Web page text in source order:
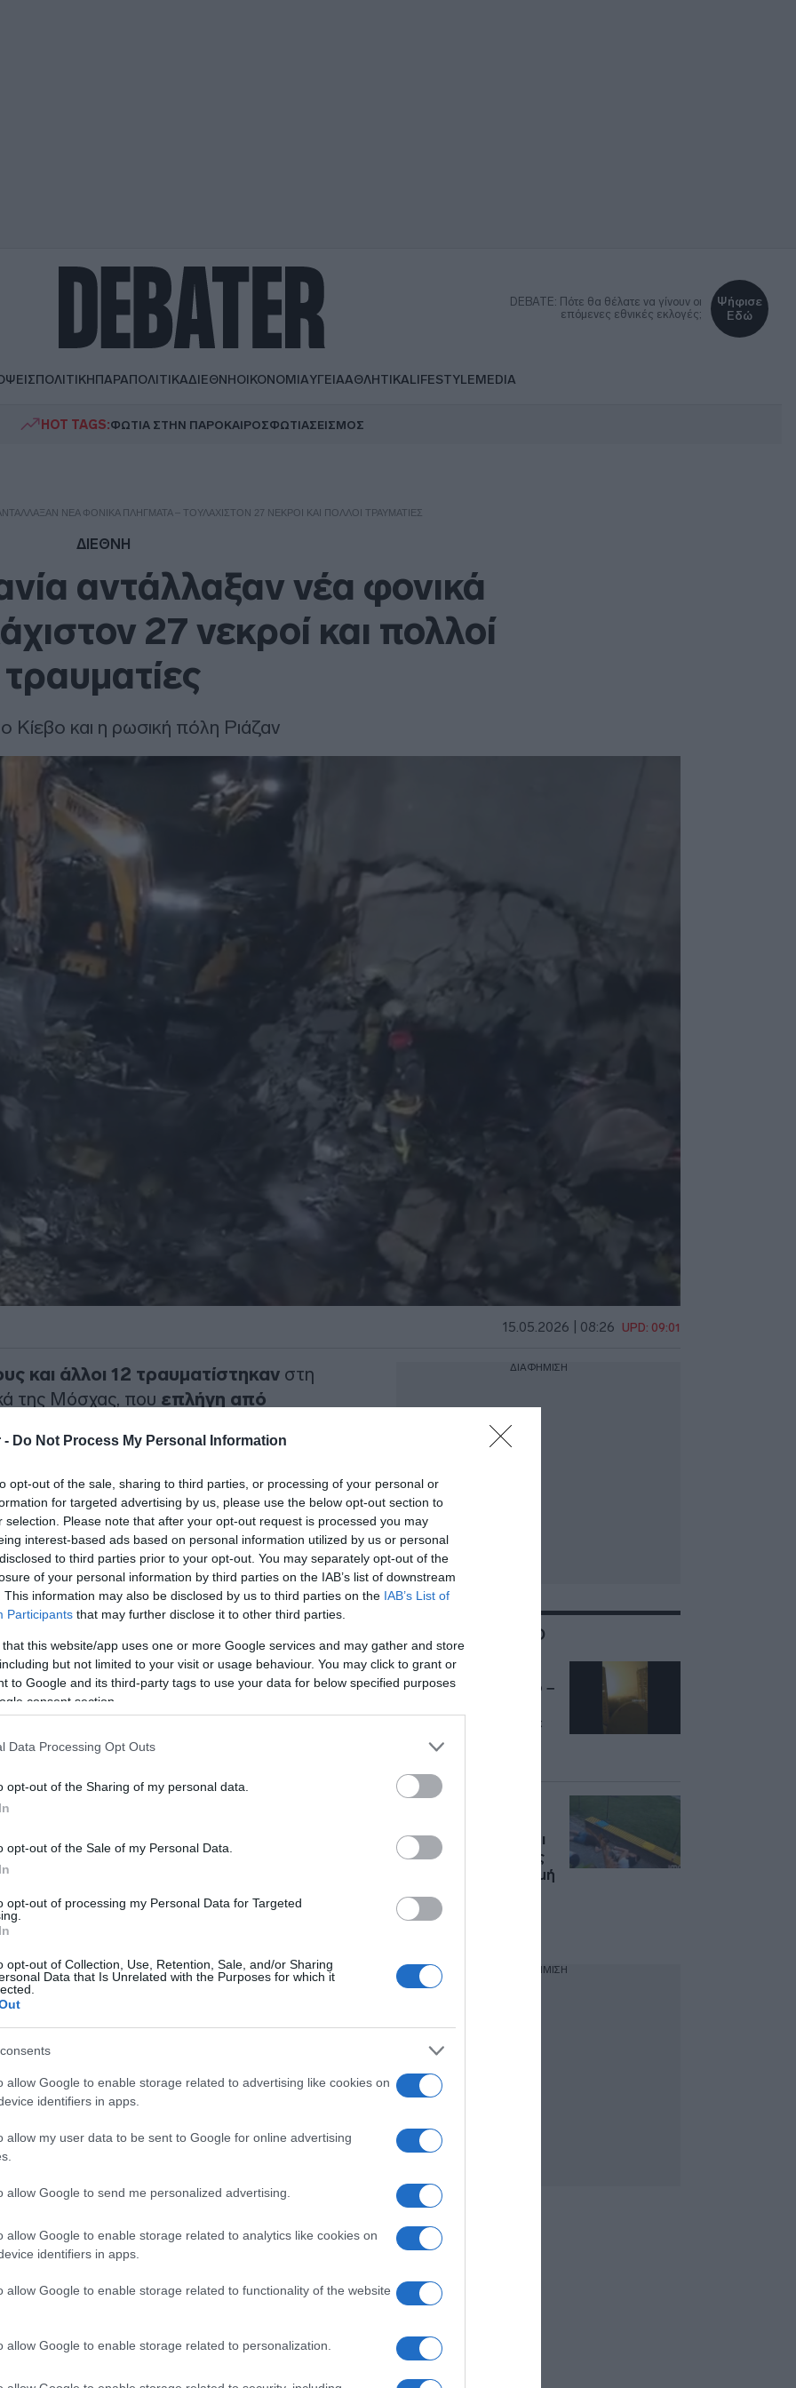
- Do Not Process My Personal Information
opt-out of the sale, sharing to third parties, or processing of your personal or
for targeted advertising by us, please use the below opt-out section to
selection. Please note that after your opt-out request is processed you may
interest-based ads based on personal information utilized by us or personal
to third parties prior to your opt-out. You may separately opt-out of the
of your personal information by third parties on the IAB’s list of downstream
This information may also be disclosed by us to third parties on the IAB’s List of
Participants that may further disclose it to other third parties.
that this website/app uses one or more Google services and may gather and store
but not limited to your visit or usage behaviour. You may click to grant or
to Google and its third-party tags to use your data for below specified purposes
consent section.
Data Processing Opt Outs
opt-out of the Sharing of my personal data.
opt-out of the Sale of my Personal Data.
opt-out of processing my Personal Data for Targeted
opt-out of Collection, Use, Retention, Sale, and/or Sharing
Data that Is Unrelated with the Purposes for which it
allow Google to enable storage related to advertising like cookies on
identifiers in apps.
allow my user data to be sent to Google for online advertising
allow Google to send me personalized advertising.
allow Google to enable storage related to analytics like cookies on
identifiers in apps.
allow Google to enable storage related to functionality of the website
allow Google to enable storage related to personalization.
DEBATE: Πότε θα θέλατε να γίνουν οι
επόμενες εθνικές εκλογές;
Ψήφισε
Εδώ
ΠΟΛΙΤΙΚΗΠΑΡΑΠΟΛΙΤΙΚΑΔΙΕΘΝΗΟΙΚΟΝΟΜΙΑΥΓΕΙΑΑΘΛΗΤΙΚΑLIFESTYLEMEDIA
HOT TAGS:ΦΩΤΙΑ ΣΤΗΝ ΠΑΡΟΚΑΙΡΟΣΦΩΤΙΑΣΕΙΣΜΟΣ
ΝΈΑ ΦΟΝΙΚΆ ΠΛΉΓΜΑΤΑ – ΤΟΥΛΆΧΙΣΤΟΝ 27 ΝΕΚΡΟΊ ΚΑΙ ΠΟΛΛΟΊ ΤΡΑΥΜΑΤΊΕΣ
ΔΙΕΘΝΗ
αντάλλαξαν νέα φονικά
27 νεκροί και πολλοί
τραυματίες
Κίεβο και η ρωσική πόλη Ριάζαν
15.05.2026 | 08:26 UPD: 09:01
και άλλοι 12 τραυματίστηκαν στη
της Μόσχας, που επλήγη από
εναέρια οχήματα
ο επικεφαλής των αρχών της
και δώδεκα
παιδιών», ανέφερε ο
Telegram, διευκρινίζοντας πως
ρωσικών βομβαρδισμών
προς την Πέμπτηαυξήθηκε
οποίων τρία παιδιά, ανακοίνωσαν νωρίς
οι οποίες συνεχίζουν τις
Κλίτσκο
ερευνούν τα συντρίμμια
που κατέρρευσε στη
οι υπηρεσίες διάσωσης,
24 νεκρών έναντι 21
σε 47.
ΔΙΑΦΗΜΙΣΗ
ΣΧΕΤΙΚΑ ΜΕ:ΚΙΕΒΟ
Ουκρανία: Μπαράζ
εκρήξεων στο Κίεβο –
επιθέσεις drones σε
Ζαπορίζια και
Πόλεμος στην
σφυροκόπημα με έξι
νεκρούς και δεκάδες
τραυματίες – Η στιγμή
πυραύλου πέφτουν
ΔΙΑΦΗΜΙΣΗ